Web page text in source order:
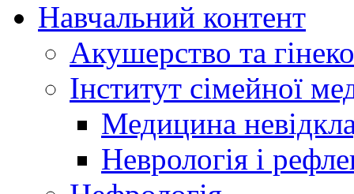
Навчальний контент
Акушерство та
Інститут сімейної
Медицина
Неврологія і